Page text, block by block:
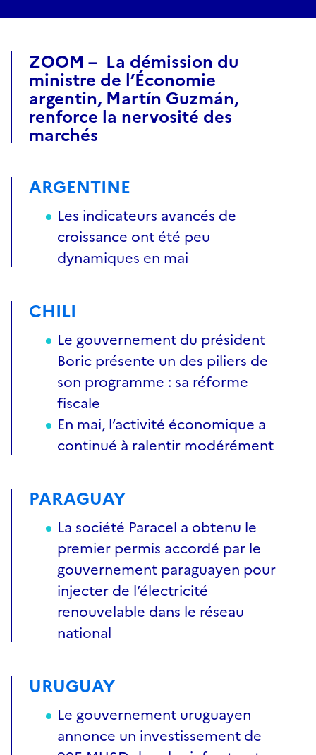
ZOOM – La démission du
ministre de l’Économie
argentin, Martín Guzmán,
renforce la nervosité des
marchés
ARGENTINE
Les indicateurs avancés de
croissance ont été peu
dynamiques en mai
CHILI
Le gouvernement du président
Boric présente un des piliers de
son programme : sa réforme
fiscale
En mai, l’activité économique a
continué à ralentir modérément
PARAGUAY
La société Paracel a obtenu le
premier permis accordé par le
gouvernement paraguayen pour
injecter de l’électricité
renouvelable dans le réseau
national
URUGUAY
Le gouvernement uruguayen
annonce un investissement de